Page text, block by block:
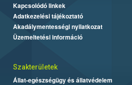
Kapcsolódó linkek
Adatkezelési tájékoztató
Akadálymentességi nyilatkozat
Üzemeltetési információ
Szakterületek
Állat-egészségügy és állatvédelem